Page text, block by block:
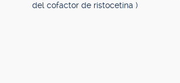
del cofactor de ristocetina )